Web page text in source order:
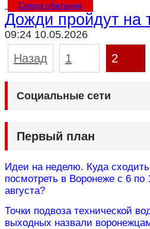
Среда обитания
Дожди пройдут на
09:24 10.05.2026
Пагинация
записей
Назад 1 2
Социальные сети
Первый план
Идеи на неделю. Куда
посмотреть в Воронеже с 6 по
августа?
Точки подвоза технической
выходных назвали